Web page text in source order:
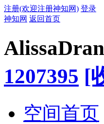
注册(欢迎注册神知网) 登录
神知网 返回首页
1207395 [
空间首页